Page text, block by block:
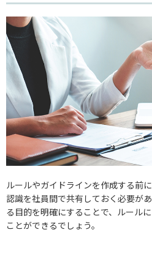
ルールやガイドラインを作成する前
認識を社員間で共有しておく必要が
る目的を明確にすることで、ルール
ことができるでしょう。